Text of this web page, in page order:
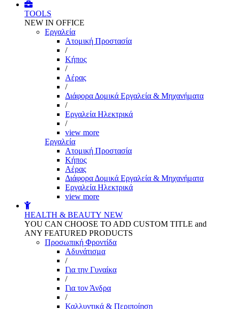
TOOLS
NEW IN OFFICE
Εργαλεία
Aτομική Προστασία
/
Kήπος
/
Αέρας
/
Διάφορα Δομικά Εργαλεία & Μηχανήματα
/
Εργαλεία Ηλεκτρικά
/
view more
Εργαλεία
Aτομική Προστασία
Kήπος
Αέρας
Διάφορα Δομικά Εργαλεία & Μηχανήματα
Εργαλεία Ηλεκτρικά
view more
HEALTH & BEAUTY NEW
YOU CAN CHOOSE TO ADD CUSTOM TITLE and
ANY FEATURED PRODUCTS
Προσωπική Φροντίδα
Αδυνάτισμα
/
Για την Γυναίκα
/
Για τον Άνδρα
/
Καλλυντικά & Περιποίηση